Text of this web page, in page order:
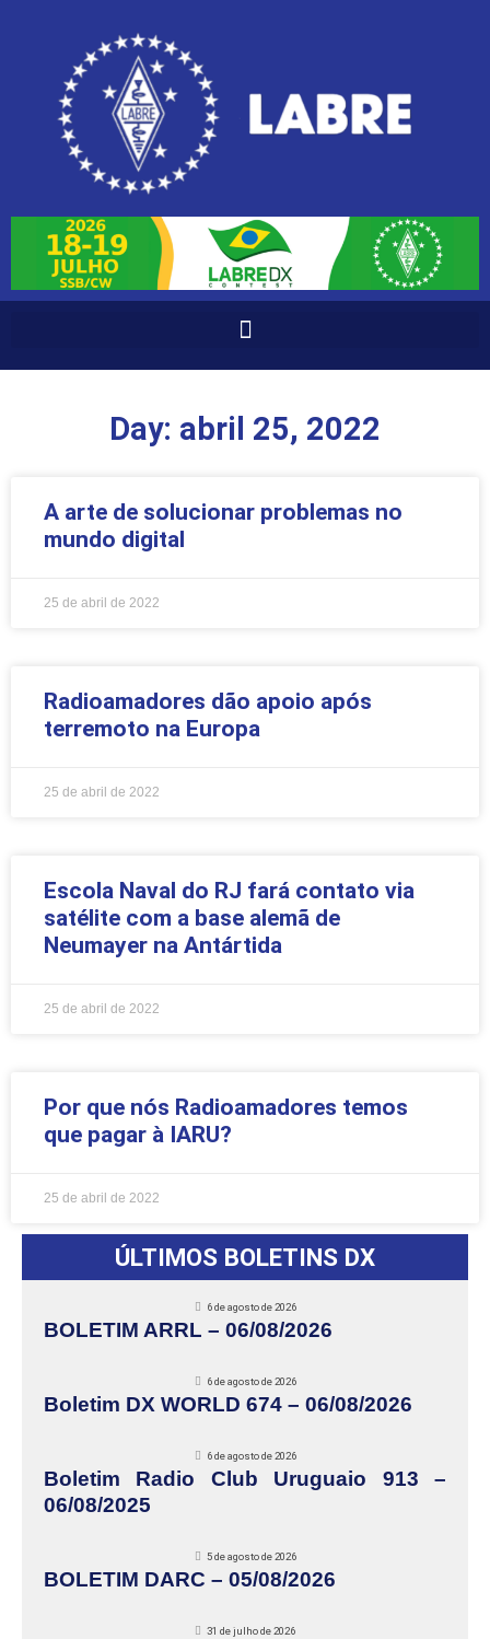
Day: abril 25, 2022
A arte de solucionar problemas no
mundo digital
25 de abril de 2022
Radioamadores dão apoio após
terremoto na Europa
25 de abril de 2022
Escola Naval do RJ fará contato via
satélite com a base alemã de
Neumayer na Antártida
25 de abril de 2022
Por que nós Radioamadores temos
que pagar à IARU?
25 de abril de 2022
ÚLTIMOS BOLETINS DX
6 de agosto de 2026
BOLETIM ARRL – 06/08/2026
6 de agosto de 2026
Boletim DX WORLD 674 – 06/08/2026
6 de agosto de 2026
Boletim Radio Club Uruguaio 913 –
06/08/2025
5 de agosto de 2026
BOLETIM DARC – 05/08/2026
31 de julho de 2026